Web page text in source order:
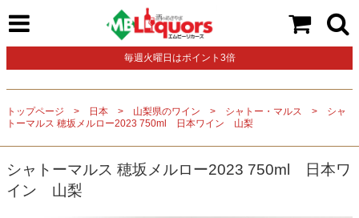
毎週火曜日はポイント3倍
トップページ 日本 山梨県のワイン シャトー・マルス
シャ
トーマルス 穂坂メルロー2023 750ml 日本ワイン 山梨
シャトーマルス 穂坂メルロー2023 750ml 日本ワ
イン 山梨